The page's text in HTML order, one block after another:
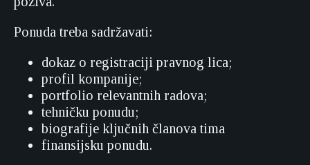
Ponuda treba sadržavati:
dokaz o registraciji pravnog lica;
profil kompanije;
portfolio relevantnih radova;
tehničku ponudu;
biografije ključnih članova tima
finansijsku ponudu.